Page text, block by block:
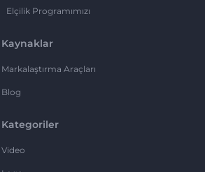
Elçilik Programımızı
Kaynaklar
Markalaştırma Araçları
Blog
Kategoriler
Video